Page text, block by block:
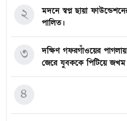
মদনে স্বপ্ন ছায়া ফাউন্ডেশনের
পালিত।
২
দক্ষিণ গফরগাঁওয়ের
জেরে যুবককে পিটিয়ে জখম
৩
৪